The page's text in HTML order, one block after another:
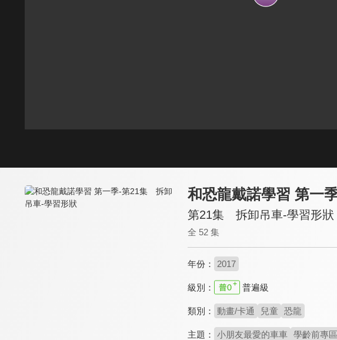
和恐龍戴諾學習 第一
第21集 拆卸吊車-學習形狀
全 52 集
年份： 2017
級別： 普遍級
類別： 動畫/卡通 兒童 恐龍
主題： 小朋友最愛的車車 學齡前專區